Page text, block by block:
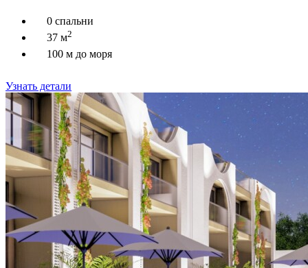
0 спальни
37 м2
100 м до моря
Узнать детали